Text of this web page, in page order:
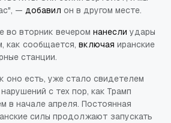
— добавил он в другом месте.
во вторник вечером нанесли удары
как сообщается, включая иранские
станции.
оно есть, уже стало свидетелем
с тех пор, как Трамп
в начале апреля. Постоянная
силы продолжают запускать